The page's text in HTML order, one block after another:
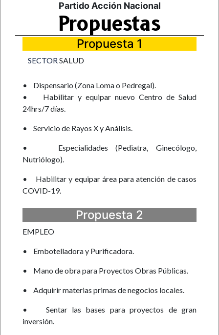
Partido Acción Nacional
Propuestas
Propuesta 1
SECTORSALUD
• Dispensario (Zona Loma o Pedregal).
• Habilitar y equipar nuevo Centro de Salud
24hrs/7 días.
• Servicio de Rayos X y Análisis.
• Especialidades (Pediatra, Ginecólogo,
Nutriólogo).
• Habilitar y equipar área para atención de casos
COVID-19.
Propuesta 2
EMPLEO
• Embotelladora y Purificadora.
• Mano de obra para Proyectos Obras Públicas.
• Adquirir materias primas de negocios locales.
• Sentar las bases para proyectos de gran
inversión.